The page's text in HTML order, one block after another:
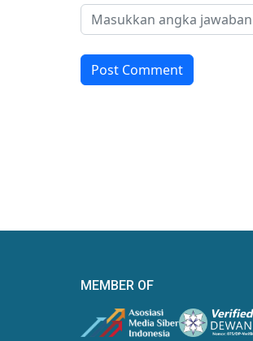
Post Comment
MEMBER OF